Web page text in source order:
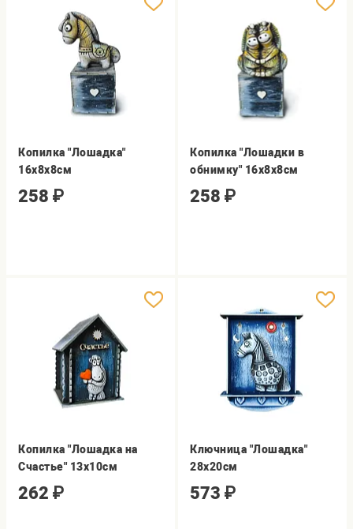
Копилка "Лошадка"
16х8х8см
258 ₽
Копилка "Лошадки в
обнимку" 16х8х8см
258 ₽
Копилка "Лошадка на
Счастье" 13х10см
262 ₽
Ключница "Лошадка"
28х20см
573 ₽